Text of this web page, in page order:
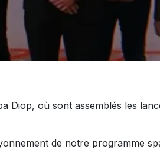
Diop, où sont assemblés les
de notre programme